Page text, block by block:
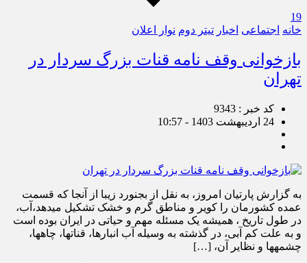
19
خانه اجتماعی اخبار تیتر دوم نوار اعلان
بازخوانی وقف نامه قنات بزرگ سردار در
تهران
کد خبر : 9343
24 اردیبهشت 1403 - 10:57
به گزارش پارتیان امروز، به نقل از بجنورد زیبا از آن­جا که قسمت
عمده کشورمان را کویر و مناطق گرم و خشک تشکیل می­دهد،آب،
در طول تاریخ ، همیشه یک مسئله مهم و حیاتی در ایران بوده است
و به علت کم آبی، در گذشته به وسیله آب انبارها، قنات­ها، چاه­ها،
چشمه­ها و نظایر آن، […]